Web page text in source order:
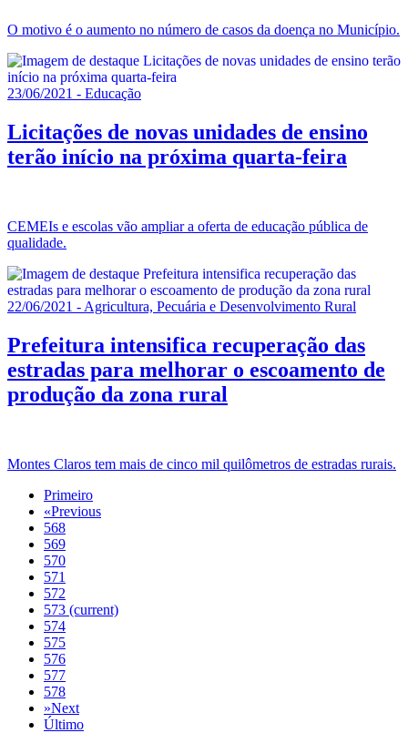
O motivo é o aumento no número de casos da doença no Município.
23/06/2021 - Educação
Licitações de novas unidades de ensino
terão início na próxima quarta-feira
CEMEIs e escolas vão ampliar a oferta de educação pública de
qualidade.
22/06/2021 - Agricultura, Pecuária e Desenvolvimento Rural
Prefeitura intensifica recuperação das
estradas para melhorar o escoamento de
produção da zona rural
Montes Claros tem mais de cinco mil quilômetros de estradas rurais.
Primeiro
«Previous
568
569
570
571
572
573 (current)
574
575
576
577
578
»Next
Último